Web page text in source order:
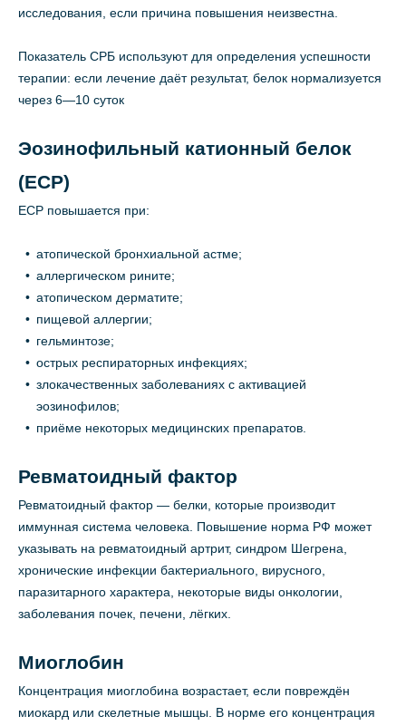
исследования, если причина повышения неизвестна.
Показатель СРБ используют для определения успешности
терапии: если лечение даёт результат, белок нормализуется
через 6—10 суток
Эозинофильный катионный белок
(ЕСР)
ЕСР повышается при:
атопической бронхиальной астме;
аллергическом рините;
атопическом дерматите;
пищевой аллергии;
гельминтозе;
острых респираторных инфекциях;
злокачественных заболеваниях с активацией
эозинофилов;
приёме некоторых медицинских препаратов.
Ревматоидный фактор
Ревматоидный фактор — белки, которые производит
иммунная система человека. Повышение норма РФ может
указывать на ревматоидный артрит, синдром Шегрена,
хронические инфекции бактериального, вирусного,
паразитарного характера, некоторые виды онкологии,
заболевания почек, печени, лёгких.
Миоглобин
Концентрация миоглобина возрастает, если повреждён
миокард или скелетные мышцы. В норме его концентрация